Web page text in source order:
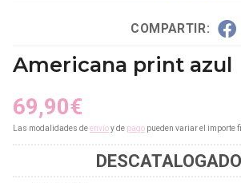
COMPARTIR:
Americana print azul
69,90€
Las modalidades deenvíoy de pago pueden variar el importe
DESCATALOGADO